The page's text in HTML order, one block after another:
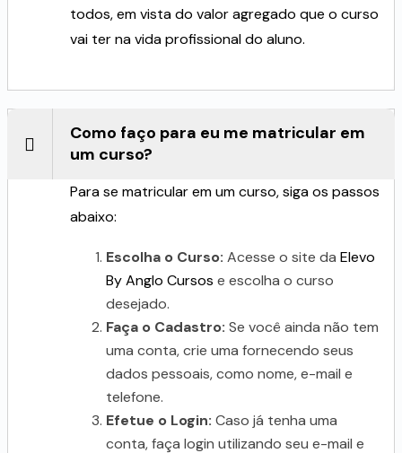
todos, em vista do valor agregado que o curso
vai ter na vida profissional do aluno.
Como faço para eu me matricular em
um curso?
Para se matricular em um curso, siga os passos
abaixo:
Escolha o Curso: Acesse o site da Elevo
By Anglo Cursos e escolha o curso
desejado.
Faça o Cadastro: Se você ainda não tem
uma conta, crie uma fornecendo seus
dados pessoais, como nome, e-mail e
telefone.
Efetue o Login: Caso já tenha uma
conta, faça login utilizando seu e-mail e